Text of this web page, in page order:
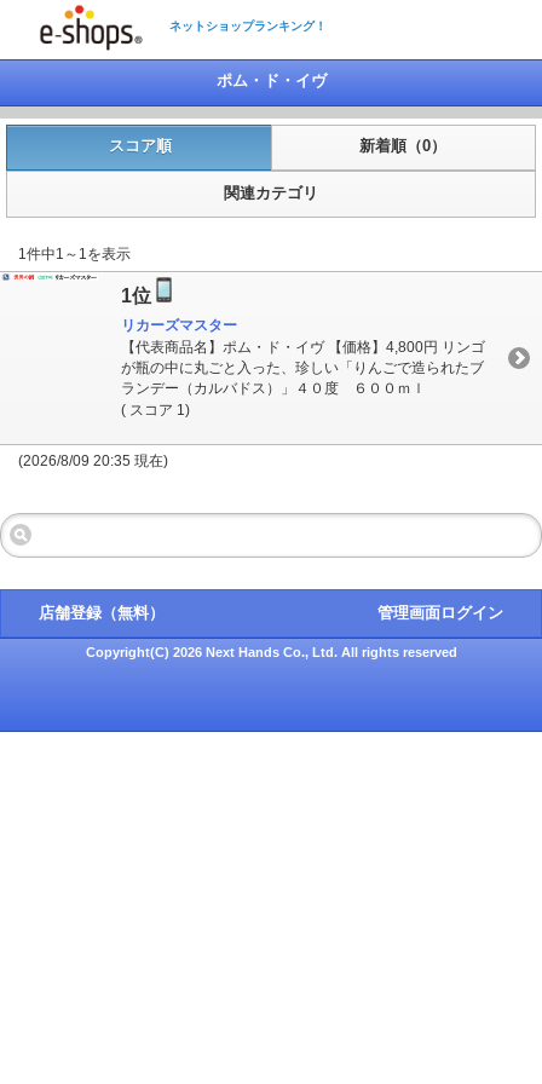
ネットショップランキング！
ポム・ド・イヴ
スコア順 新着順（0）
関連カテゴリ
1件中1～1を表示
1位
リカーズマスター
【代表商品名】ポム・ド・イヴ 【価格】4,800円 リンゴ
が瓶の中に丸ごと入った、珍しい「りんごで造られたブ
ランデー（カルバドス）」４０度 ６００ｍｌ
( スコア 1)
(2026/8/09 20:35 現在)
店舗登録（無料） 管理画面ログイン
Copyright(C) 2026 Next Hands Co., Ltd. All rights reserved